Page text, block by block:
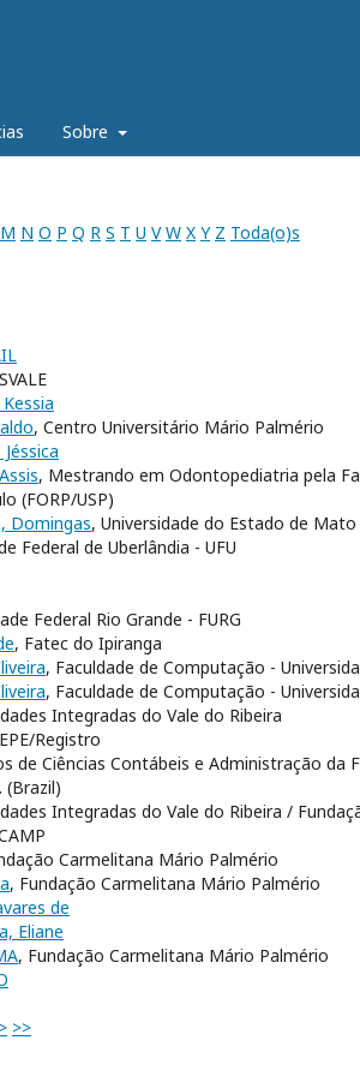
Sobre
M N O P Q R S T U V W X Y Z Toda(o)s
, Centro Universitário Mário Palmério
, Mestrando em Odontopediatria pela
(FORP/USP)
Domingas, Universidade do Estado de Mato
Federal de Uberlândia - UFU
Federal Rio Grande - FURG
, Fatec do Ipiranga
, Faculdade de Computação -
, Faculdade de Computação -
Integradas do Vale do Ribeira
Registro
de Ciências Contábeis e Administração da
(Brazil)
Integradas do Vale do Ribeira /
Carmelitana Mário Palmério
, Fundação Carmelitana Mário Palmério
de
Eliane
, Fundação Carmelitana Mário Palmério
> >>